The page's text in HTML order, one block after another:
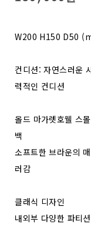
W200 H150 D50
컨디션: 자연스러운
력적인 컨디션
올드 마가렛호웰 스
백
소프트한 브라운의
러감
클래식 디자인
내외부 다양한 파티